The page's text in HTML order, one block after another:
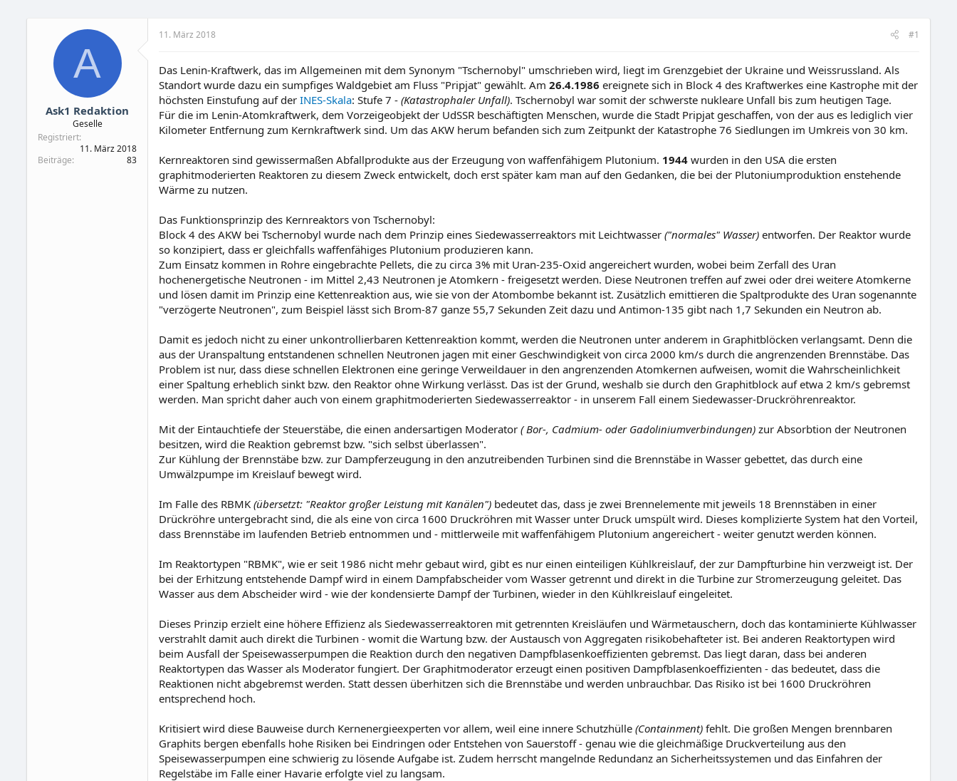
A
Ask1 Redaktion
Geselle
Registriert
11. März 2018
Beiträge
83
11. März 2018 #1
Das Lenin-Kraftwerk, das im Allgemeinen mit dem Synonym "Tschernobyl" umschrieben wird, liegt im Grenzgebiet der Ukraine und Weissrussland. Als
Standort wurde dazu ein sumpfiges Waldgebiet am Fluss "Pripjat" gewählt. Am 26.4.1986 ereignete sich in Block 4 des Kraftwerkes eine Kastrophe mit der
höchsten Einstufung auf der INES-Skala: Stufe 7 - (Katastrophaler Unfall). Tschernobyl war somit der schwerste nukleare Unfall bis zum heutigen Tage.
Für die im Lenin-Atomkraftwerk, dem Vorzeigeobjekt der UdSSR beschäftigten Menschen, wurde die Stadt Pripjat geschaffen, von der aus es lediglich vier
Kilometer Entfernung zum Kernkraftwerk sind. Um das AKW herum befanden sich zum Zeitpunkt der Katastrophe 76 Siedlungen im Umkreis von 30 km.
Kernreaktoren sind gewissermaßen Abfallprodukte aus der Erzeugung von waffenfähigem Plutonium. 1944 wurden in den USA die ersten
graphitmoderierten Reaktoren zu diesem Zweck entwickelt, doch erst später kam man auf den Gedanken, die bei der Plutoniumproduktion enstehende
Wärme zu nutzen.
Das Funktionsprinzip des Kernreaktors von Tschernobyl:
Block 4 des AKW bei Tschernobyl wurde nach dem Prinzip eines Siedewasserreaktors mit Leichtwasser ("normales" Wasser) entworfen. Der Reaktor wurde
so konzipiert, dass er gleichfalls waffenfähiges Plutonium produzieren kann.
Zum Einsatz kommen in Rohre eingebrachte Pellets, die zu circa 3% mit Uran-235-Oxid angereichert wurden, wobei beim Zerfall des Uran
hochenergetische Neutronen - im Mittel 2,43 Neutronen je Atomkern - freigesetzt werden. Diese Neutronen treffen auf zwei oder drei weitere Atomkerne
und lösen damit im Prinzip eine Kettenreaktion aus, wie sie von der Atombombe bekannt ist. Zusätzlich emittieren die Spaltprodukte des Uran sogenannte
"verzögerte Neutronen", zum Beispiel lässt sich Brom-87 ganze 55,7 Sekunden Zeit dazu und Antimon-135 gibt nach 1,7 Sekunden ein Neutron ab.
Damit es jedoch nicht zu einer unkontrollierbaren Kettenreaktion kommt, werden die Neutronen unter anderem in Graphitblöcken verlangsamt. Denn die
aus der Uranspaltung entstandenen schnellen Neutronen jagen mit einer Geschwindigkeit von circa 2000 km/s durch die angrenzenden Brennstäbe. Das
Problem ist nur, dass diese schnellen Elektronen eine geringe Verweildauer in den angrenzenden Atomkernen aufweisen, womit die Wahrscheinlichkeit
einer Spaltung erheblich sinkt bzw. den Reaktor ohne Wirkung verlässt. Das ist der Grund, weshalb sie durch den Graphitblock auf etwa 2 km/s gebremst
werden. Man spricht daher auch von einem graphitmoderierten Siedewasserreaktor - in unserem Fall einem Siedewasser-Druckröhrenreaktor.
Mit der Eintauchtiefe der Steuerstäbe, die einen andersartigen Moderator ( Bor-, Cadmium- oder Gadoliniumverbindungen) zur Absorbtion der Neutronen
besitzen, wird die Reaktion gebremst bzw. "sich selbst überlassen".
Zur Kühlung der Brennstäbe bzw. zur Dampferzeugung in den anzutreibenden Turbinen sind die Brennstäbe in Wasser gebettet, das durch eine
Umwälzpumpe im Kreislauf bewegt wird.
Im Falle des RBMK (übersetzt: "Reaktor großer Leistung mit Kanälen") bedeutet das, dass je zwei Brennelemente mit jeweils 18 Brennstäben in einer
Drückröhre untergebracht sind, die als eine von circa 1600 Druckröhren mit Wasser unter Druck umspült wird. Dieses komplizierte System hat den Vorteil,
dass Brennstäbe im laufenden Betrieb entnommen und - mittlerweile mit waffenfähigem Plutonium angereichert - weiter genutzt werden können.
Im Reaktortypen "RBMK", wie er seit 1986 nicht mehr gebaut wird, gibt es nur einen einteiligen Kühlkreislauf, der zur Dampfturbine hin verzweigt ist. Der
bei der Erhitzung entstehende Dampf wird in einem Dampfabscheider vom Wasser getrennt und direkt in die Turbine zur Stromerzeugung geleitet. Das
Wasser aus dem Abscheider wird - wie der kondensierte Dampf der Turbinen, wieder in den Kühlkreislauf eingeleitet.
Dieses Prinzip erzielt eine höhere Effizienz als Siedewasserreaktoren mit getrennten Kreisläufen und Wärmetauschern, doch das kontaminierte Kühlwasser
verstrahlt damit auch direkt die Turbinen - womit die Wartung bzw. der Austausch von Aggregaten risikobehafteter ist. Bei anderen Reaktortypen wird
beim Ausfall der Speisewasserpumpen die Reaktion durch den negativen Dampfblasenkoeffizienten gebremst. Das liegt daran, dass bei anderen
Reaktortypen das Wasser als Moderator fungiert. Der Graphitmoderator erzeugt einen positiven Dampfblasenkoeffizienten - das bedeutet, dass die
Reaktionen nicht abgebremst werden. Statt dessen überhitzen sich die Brennstäbe und werden unbrauchbar. Das Risiko ist bei 1600 Druckröhren
entsprechend hoch.
Kritisiert wird diese Bauweise durch Kernenergieexperten vor allem, weil eine innere Schutzhülle (Containment) fehlt. Die großen Mengen brennbaren
Graphits bergen ebenfalls hohe Risiken bei Eindringen oder Entstehen von Sauerstoff - genau wie die gleichmäßige Druckverteilung aus den
Speisewasserpumpen eine schwierig zu lösende Aufgabe ist. Zudem herrscht mangelnde Redundanz an Sicherheitssystemen und das Einfahren der
Regelstäbe im Falle einer Havarie erfolgte viel zu langsam.